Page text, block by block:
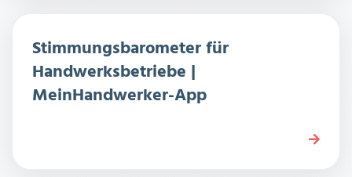
Stimmungsbarometer für
Handwerksbetriebe |
MeinHandwerker-App